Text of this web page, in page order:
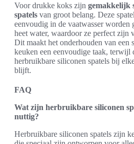
Voor drukke koks zijn gemakkelijk
spatels van groot belang. Deze
eenvoudig in de vaatwasser worden
heet water, waardoor ze perfect zijn
Dit maakt het onderhouden van een
keuken een eenvoudige taak, terwijl
herbruikbare siliconen spatels bij
blijft.
FAQ
Wat zijn herbruikbare siliconen
nuttig?
Herbruikbare siliconen spatels zijn